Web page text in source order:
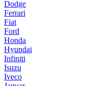
Dodge
Ferrari
Fiat
Ford
Honda
Hyundai
Infiniti
Isuzu
Iveco